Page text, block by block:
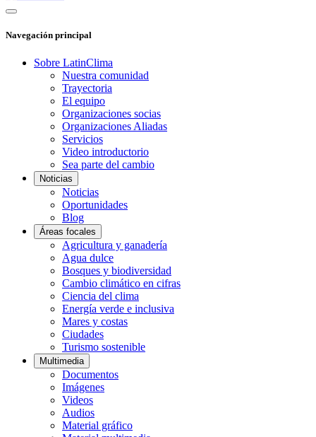
Navegación principal
Sobre LatinClima
Nuestra comunidad
Trayectoria
El equipo
Organizaciones socias
Organizaciones Aliadas
Servicios
Video introductorio
Sea parte del cambio
Noticias
Noticias
Oportunidades
Blog
Áreas focales
Agricultura y ganadería
Agua dulce
Bosques y biodiversidad
Cambio climático en cifras
Ciencia del clima
Energía verde e inclusiva
Mares y costas
Ciudades
Turismo sostenible
Multimedia
Documentos
Imágenes
Videos
Audios
Material gráfico